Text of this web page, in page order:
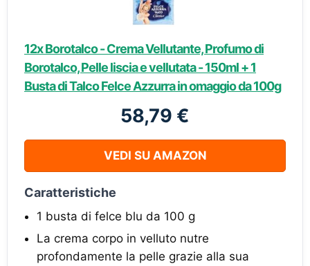
12x Borotalco - Crema Vellutante, Profumo di
Borotalco, Pelle liscia e vellutata - 150ml + 1
Busta di Talco Felce Azzurra in omaggio da 100g
58,79 €
VEDI SU AMAZON
Caratteristiche
1 busta di felce blu da 100 g
La crema corpo in velluto nutre
profondamente la pelle grazie alla sua